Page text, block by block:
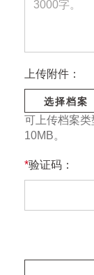
上传附件：
选择档案
可上传档案
10MB。
*验证码：